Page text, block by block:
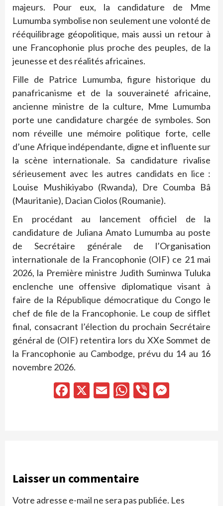
majeurs. Pour eux, la candidature de Mme
Lumumba symbolise non seulement une volonté de
rééquilibrage géopolitique, mais aussi un retour à
une Francophonie plus proche des peuples, de la
jeunesse et des réalités africaines.
Fille de Patrice Lumumba, figure historique du
panafricanisme et de la souveraineté africaine,
ancienne ministre de la culture, Mme Lumumba
porte une candidature chargée de symboles. Son
nom réveille une mémoire politique forte, celle
d’une Afrique indépendante, digne et influente sur
la scène internationale. Sa candidature rivalise
sérieusement avec les autres candidats en lice :
Louise Mushikiyabo (Rwanda), Dre Coumba Bâ
(Mauritanie), Dacian Ciolos (Roumanie).
En procédant au lancement officiel de la
candidature de Juliana Amato Lumumba au poste
de Secrétaire générale de l’Organisation
internationale de la Francophonie (OIF) ce 21 mai
2026, la Première ministre Judith Suminwa Tuluka
enclenche une offensive diplomatique visant à
faire de la République démocratique du Congo le
chef de file de la Francophonie. Le coup de sifflet
final, consacrant l’élection du prochain Secrétaire
général de (OIF) retentira lors du XXe Sommet de
la Francophonie au Cambodge, prévu du 14 au 16
novembre 2026.
Facebook
X EmailWhatsApp
Viber
Laisser un commentaire
Votre adresse e-mail ne sera pas publiée. Les